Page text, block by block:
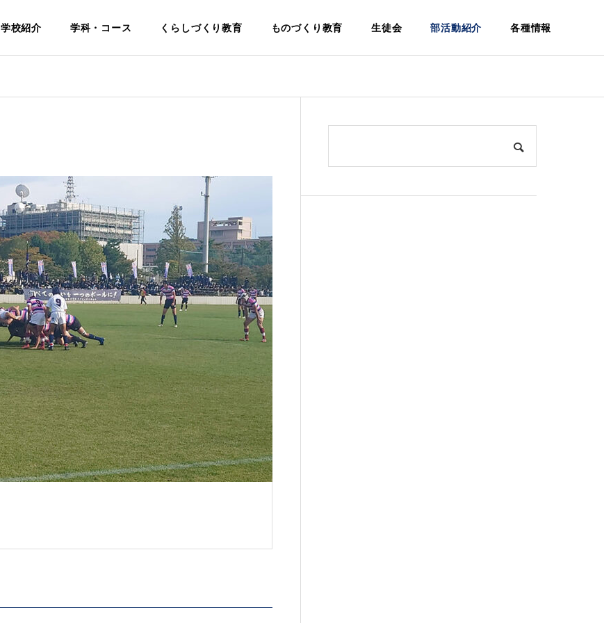
学校紹介 学科・コース くらしづくり教育 ものづくり教育 生徒会 部活動紹介 各種情報
校名・校
章・校歌
について
Identity
基本理念・
学科・学校
評価・中期
ビジョン
Philosophy
教育環
境・施設
紹介
Facilities
建設科
生活福祉科
Life and Welfare